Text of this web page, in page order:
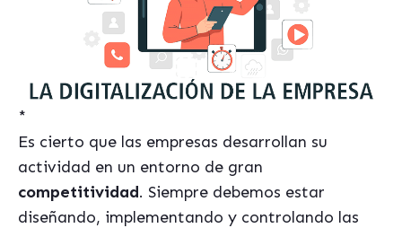
*
Es cierto que las empresas desarrollan su
actividad en un entorno de gran
competitividad. Siempre debemos estar
diseñando, implementando y controlando las